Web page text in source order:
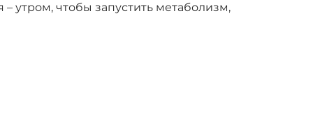
утром, чтобы запустить метаболизм,